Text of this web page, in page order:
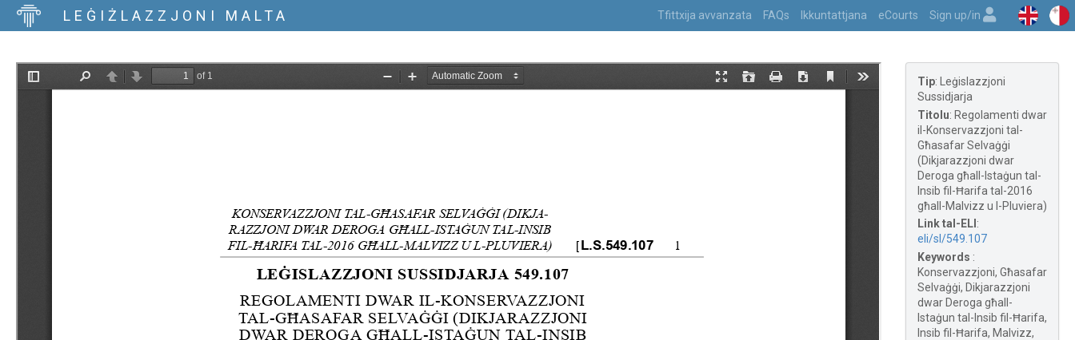
LEĠIŻLAZZJONI MALTA Tfittxija avvanzata FAQs Ikkuntattjana eCourts Sign up/in
Tip:
Leġislazzjoni
Sussidjarja
Titolu: Regolamenti dwar
il-Konservazzjoni tal-
Għasafar Selvaġġi
(Dikjarazzjoni dwar
Deroga għall-Istaġun tal-
Insib fil-Ħarifa tal-2016
għall-Malvizz u l-Pluviera)
Link tal-ELI :
eli/sl/549.107
Keywords :
Konservazzjoni, Għasafar
Selvaġġi, Dikjarazzjoni
dwar Deroga għall-
Istaġun tal-Insib fil-Ħarifa,
Insib fil-Ħarifa, Malvizz,